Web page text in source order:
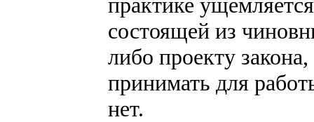
состоящей из
либо проекту
принимать для
нет.